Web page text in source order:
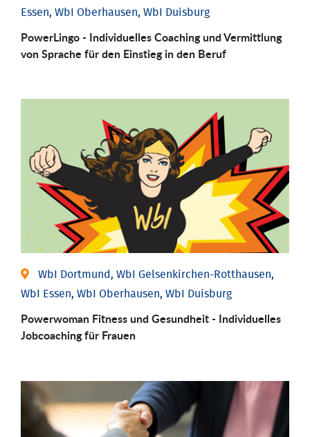
Essen, WbI Oberhausen, WbI Duisburg
PowerLingo - Individuelles Coaching und Vermittlung
von Sprache für den Einstieg in den Beruf
WbI Dortmund, WbI Gelsenkirchen-Rotthausen,
WbI Essen, WbI Oberhausen, WbI Duisburg
Powerwoman Fitness und Gesund­heit - Individu­elles
Job­coaching für Frauen